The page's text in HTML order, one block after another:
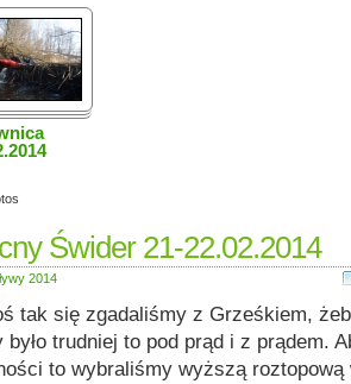
Świder 21-22.02.2014
2014
tak się zgadaliśmy z Grześkiem,
było trudniej to pod prąd i z prądem.
to wybraliśmy wyższą